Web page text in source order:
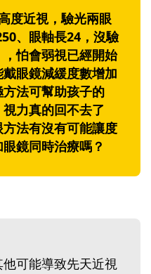
度近視，驗光兩眼
、眼軸長24，沒驗
怕會弱視已經開始
眼鏡減緩度數增加
法可幫助孩子的
力真的回不去了
法有沒有可能讓度
鏡同時治療嗎？
可能導致先天近視